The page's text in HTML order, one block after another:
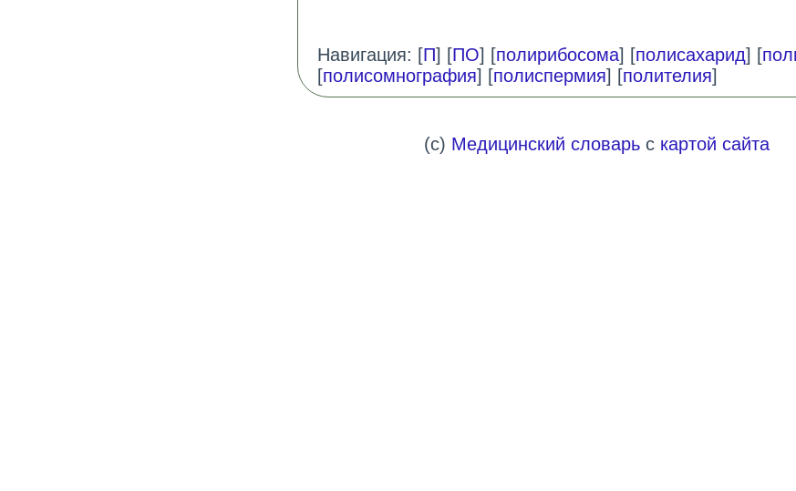
Навигация: [П] [ПО] [полирибосома] [полисахарид] [
[полисомнография] [полиспермия] [полителия]
(c) Медицинский словарьс картой сайта